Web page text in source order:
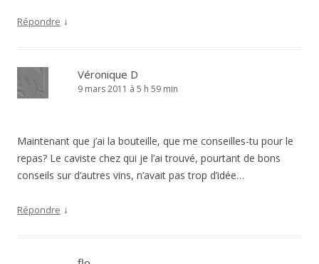
Répondre ↓
Véronique D
9 mars 2011 à 5 h 59 min
Maintenant que j’ai la bouteille, que me conseilles-tu pour le
repas? Le caviste chez qui je l’ai trouvé, pourtant de bons
conseils sur d’autres vins, n’avait pas trop d’idée…
Répondre ↓